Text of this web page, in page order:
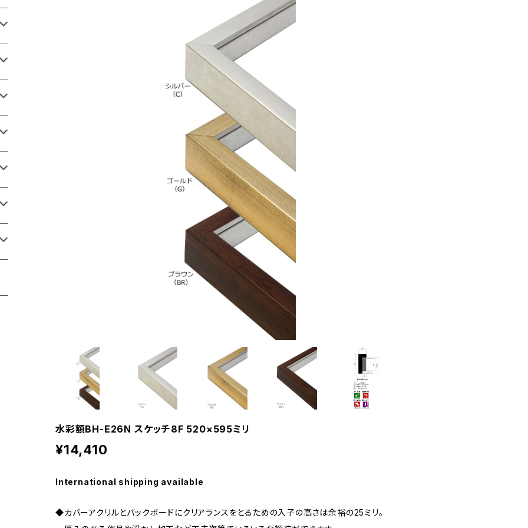
水彩額BH-E26N スケッチ8F 520×595ミリ
¥14,410
International shipping available
◆カバーアクリルとバックボードにクリアランスをとるための入子の高さは余裕の25ミリ。